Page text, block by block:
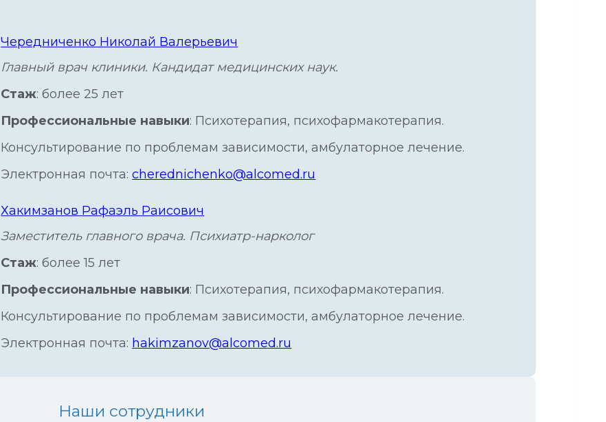
Чередниченко Николай Валерьевич
Главный врач клиники. Кандидат медицинских наук.
Стаж: более 25 лет
Профессиональные навыки: Психотерапия, психофармакотерапия.
Консультирование по проблемам зависимости, амбулаторное лечение.
Электронная почта:cherednichenko@alcomed.ru
Хакимзанов Рафаэль Раисович
Заместитель главного врача. Психиатр-нарколог
Стаж: более 15 лет
Профессиональные навыки: Психотерапия, психофармакотерапия.
Консультирование по проблемам зависимости, амбулаторное лечение.
Электронная почта: hakimzanov@alcomed.ru
Наши сотрудники